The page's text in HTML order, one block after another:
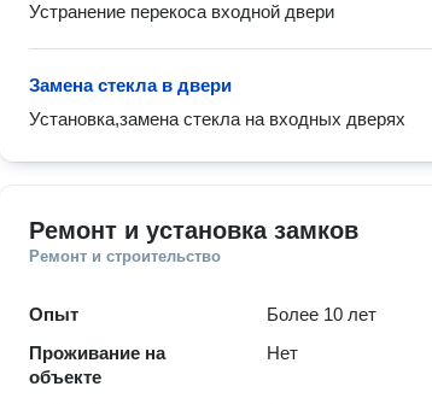
Устранение перекоса входной двери
Замена стекла в двери
Установка,замена стекла на входных дверях
Ремонт и установка замков
Ремонт и строительство
Опыт
Более 10 лет
Проживание на
объекте
Нет